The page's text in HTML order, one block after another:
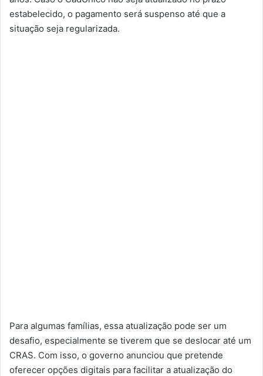
estabelecido, o pagamento será suspenso até que a
situação seja regularizada.
Para algumas famílias, essa atualização pode ser um
desafio, especialmente se tiverem que se deslocar até um
CRAS. Com isso, o governo anunciou que pretende
oferecer opções digitais para facilitar a atualização do